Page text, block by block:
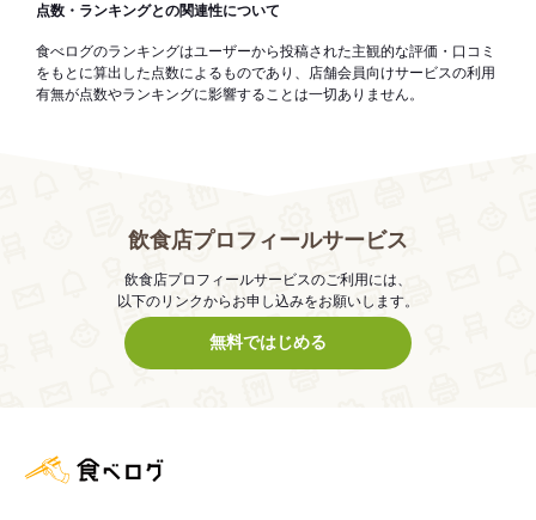
点数・ランキングとの関連性について
食べログのランキングはユーザーから投稿された主観的な評価・口コミ
をもとに算出した点数によるものであり、店舗会員向けサービスの利用
有無が点数やランキングに影響することは一切ありません。
飲食店プロフィールサービス
飲食店プロフィールサービスのご利用には、
以下のリンクからお申し込みをお願いします。
無料ではじめる